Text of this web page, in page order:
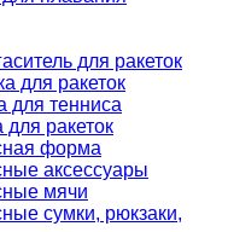
для ракеток
для ракеток
для тенниса
для ракеток
форма
аксессуары
мячи
сумки, рюкзаки,